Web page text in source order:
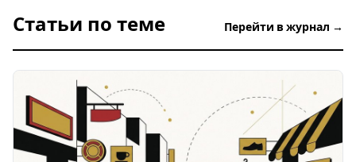
Статьи по теме Перейти в журнал →